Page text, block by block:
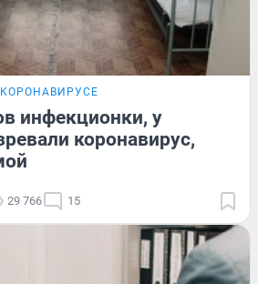
инфекционки, у
коронавирус,
29 766 15